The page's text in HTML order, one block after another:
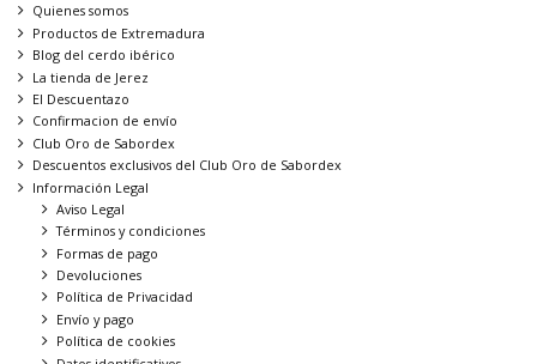
Quienes somos
Productos de Extremadura
Blog del cerdo ibérico
La tienda de Jerez
El Descuentazo
Confirmacion de envío
Club Oro de Sabordex
Descuentos exclusivos del Club Oro de Sabordex
Información Legal
Aviso Legal
Términos y condiciones
Formas de pago
Devoluciones
Política de Privacidad
Envío y pago
Política de cookies